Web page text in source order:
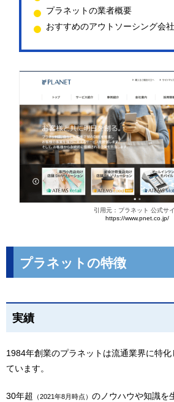
プラネットの業者概要
おすすめのアウトソーシング会
引用元：プラネット 公式サ
https://www.pnet.co.jp/
プラネットの特徴
実績
1984年創業のプラネットは流通業界に特
ています。
30年超 （2021年8月時点） のノウハウや知識を